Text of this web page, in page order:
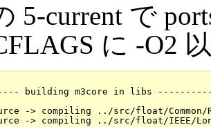
5-current で
に -O2
building m3core in libs
-> compiling ../src/float/
-> compiling ../src/float/IEEE/